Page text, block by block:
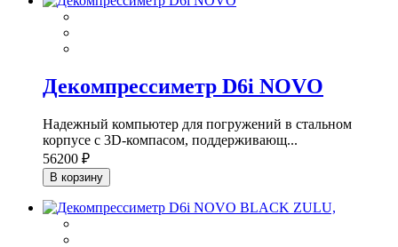
Декомпрессиметр D6i NOVO
Надежный компьютер для погружений в стальном
корпусе с 3D-компасом, поддерживающ...
56200 ₽
В корзину